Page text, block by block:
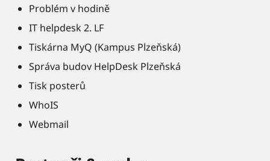
Problém v hodině
IT helpdesk 2. LF
Tiskárna MyQ (Kampus Plzeňská)
Správa budov HelpDesk Plzeňská
Tisk posterů
WhoIS
Webmail